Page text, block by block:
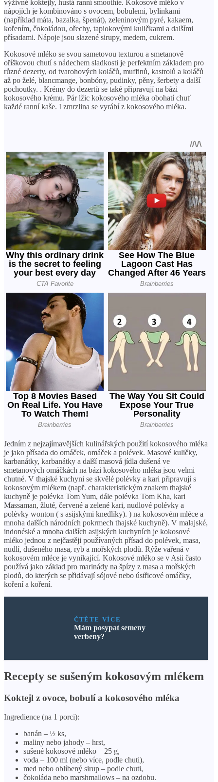
výživné koktejly, hustá ranní smoothie. Kokosové mléko v
nápojích je kombinováno s ovocem, bobulemi, bylinkami
(například máta, bazalka, špenát), zeleninovým pyré, kakaem,
kořením, čokoládou, ořechy, tapiokovými kuličkami a dalšími
přísadami. Nápoje jsou slazené sirupy, medem, cukrem.
Kokosové mléko se svou sametovou texturou a smetanově
oříškovou chutí s nádechem sladkosti je perfektním základem pro
různé dezerty, od tvarohových koláčů, muffinů, kastrolů a koláčů
až po želé, blancmange, bonbóny, pudinky, pěny, šerbety a další
pochoutky. . Krémy do dezertů se také připravují na bázi
kokosového krému. Pár lžic kokosového mléka obohatí chuť
každé ranní kaše. I zmrzlina se vyrábí z kokosového mléka.
Jedním z nejzajímavějších kulinářských použití kokosového mléka
je jako přísada do omáček, omáček a polévek. Masové kuličky,
karbanátky, karbanátky a další masová jídla dušená ve
smetanových omáčkách na bázi kokosového mléka jsou velmi
chutné. V thajské kuchyni se skvělé polévky a kari připravují s
kokosovým mlékem (např. charakteristickým znakem thajské
kuchyně je polévka Tom Yum, dále polévka Tom Kha, kari
Massaman, žluté, červené a zelené kari, nudlové polévky a
polévky wonton ( s asijskými knedlíky). ) na kokosovém mléce a
mnoha dalších národních pokrmech thajské kuchyně). V malajské,
indonéské a mnoha dalších asijských kuchyních je kokosové
mléko jednou z nejčastěji používaných přísad do polévek, masa,
nudlí, dušeného masa, ryb a mořských plodů. Rýže vařená v
kokosovém mléce je vynikající. Kokosové mléko se v Asii často
používá jako základ pro marinády na špízy z masa a mořských
plodů, do kterých se přidávají sójové nebo ústřicové omáčky,
koření a koření.
ČTĚTE VÍCE
Mám posypat semeny
verbeny?
Recepty se sušeným kokosovým mlékem
Koktejl z ovoce, bobulí a kokosového mléka
Ingredience (na 1 porci):
banán – ½ ks,
maliny nebo jahody – hrst,
sušené kokosové mléko – 25 g,
voda – 100 ml (nebo více, podle chuti),
med nebo oblíbený sirup – podle chuti,
čokoláda nebo marshmallows – na ozdobu.